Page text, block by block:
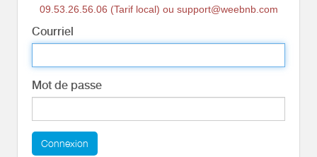
09.53.26.56.06 (Tarif local) ou support@weebnb.com
Courriel
Mot de passe
Connexion